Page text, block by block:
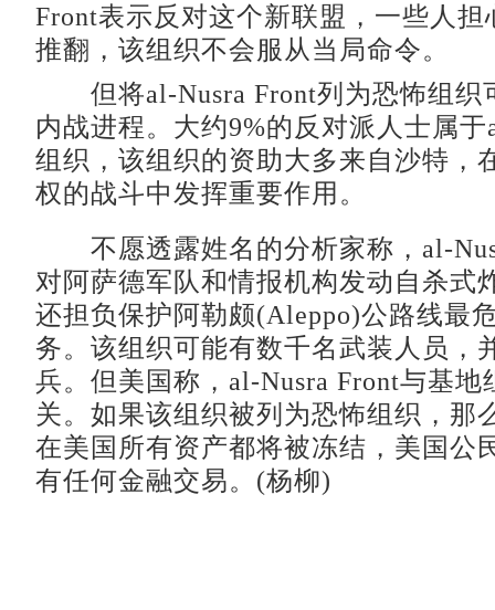
Front表示反对这个新联盟，一些人担
推翻，该组织不会服从当局命令。
但将al-Nusra Front列为恐怖组织
内战进程。大约9%的反对派人士属于
组织，该组织的资助大多来自沙特，
权的战斗中发挥重要作用。
不愿透露姓名的分析家称，al-
对阿萨德军队和情报机构发动自杀式
还担负保护阿勒颇(Aleppo)公路线最
务。该组织可能有数千名武装人员，
兵。但美国称，al-Nusra Front与基地
关。如果该组织被列为恐怖组织，那
在美国所有资产都将被冻结，美国公
有任何金融交易。(杨柳)